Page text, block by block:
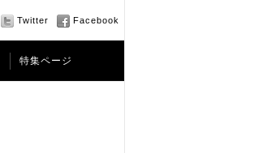
Twitter Facebook
特集ページ